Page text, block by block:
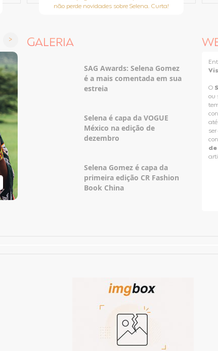
não perde novidades sobre Selena. Curta!
Taylor Swift Brasil
GALERIA
SAG Awards: Selena Gomez
é a mais comentada em sua
estreia
Selena é capa da VOGUE
México na edição de
dezembro
Selena Gomez é capa da
primeira edição CR Fashion
Book China
O
ou